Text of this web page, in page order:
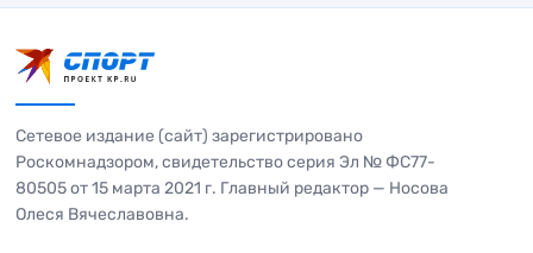
Сетевое издание (сайт) зарегистрировано
Роскомнадзором, свидетельство серия Эл № ФС77-
80505 от 15 марта 2021 г. Главный редактор — Носова
Олеся Вячеславовна.